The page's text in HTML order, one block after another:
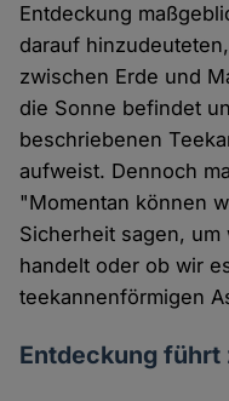
Entdeckung
darauf
zwischen Erde und
die Sonne befindet
beschriebenen
aufweist. Dennoch
"Momentan können
Sicherheit sagen,
handelt oder ob wir
teekannenförmigen
Entdeckung